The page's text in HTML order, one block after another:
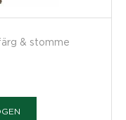
& stomme